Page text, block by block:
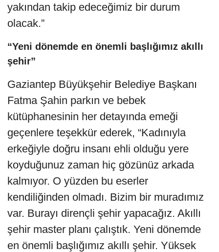
yakından takip edeceğimiz bir durum
olacak.”
“Yeni dönemde en önemli başlığımız akıllı
şehir”
Gaziantep Büyükşehir Belediye Başkanı
Fatma Şahin parkın ve bebek
kütüphanesinin her detayında emeği
geçenlere teşekkür ederek, “Kadınıyla
erkeğiyle doğru insanı ehli olduğu yere
koyduğunuz zaman hiç gözünüz arkada
kalmıyor. O yüzden bu eserler
kendiliğinden olmadı. Bizim bir muradımız
var. Burayı dirençli şehir yapacağız. Akıllı
şehir master planı çalıştık. Yeni dönemde
en önemli başlığımız akıllı şehir. Yüksek